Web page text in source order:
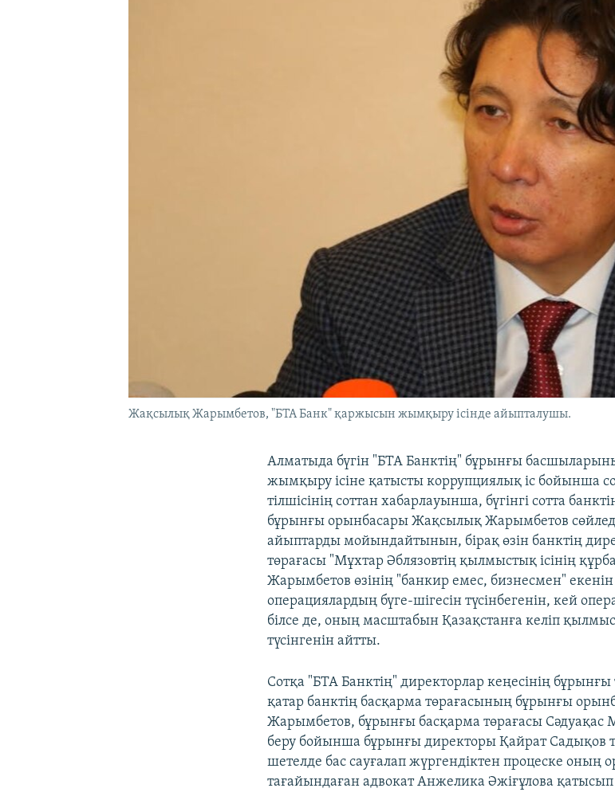
Жақсылық Жарымбетов, "БТА Банк" қаржысын жымқыру ісінде айыпталушы.
Алматыда бүгін "БТА Банктің" бұрынғы
жымқыру ісіне қатысты коррупциялық іс бойынша
тілшісінің соттан хабарлауынша, бүгінгі сотта
бұрынғы орынбасары Жақсылық Жарымбетов
айыптарды мойындайтынын, бірақ өзін банктің
төрағасы "Мұхтар Әблязовтің қылмыстық ісінің
Жарымбетов өзінің "банкир емес, бизнесмен"
операциялардың бүге-шігесін түсінбегенін, кей
білсе де, оның масштабын Қазақстанға келіп
түсінгенін айтты.
Сотқа "БТА Банктің" директорлар кеңесінің
қатар банктің басқарма төрағасының бұрынғы
Жарымбетов, бұрынғы басқарма төрағасы Сәдуақас
беру бойынша бұрынғы директоры Қайрат Садықов
шетелде бас сауғалап жүргендіктен процеске оның
тағайындаған адвокат Анжелика Әжіғұлова